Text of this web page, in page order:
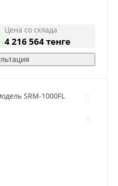
Цена со склада
4 216 564 тенге